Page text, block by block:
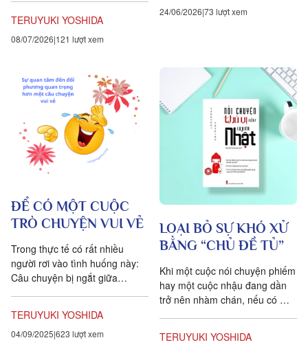
TERUYUKI YOSHIDA
08/07/2026 121 lượt xem
24/06/2026 73 lượt xem
ĐỂ CÓ MỘT CUỘC
TRÒ CHUYỆN VUI VẺ
Trong thực tế có rất nhiều
người rơi vào tình huống này:
Câu chuyện bị ngắt giữa
trùm, bạn...
TERUYUKI YOSHIDA
04/09/2025 623 lượt xem
LOẠI BỎ SỰ KHÓ XỬ
BẰNG “CHỦ ĐỀ TỦ”
Khi một cuộc nói chuyện phiếm
hay một cuộc nhậu đang dần
trở nên nhàm chán, nếu có một
TERUYUKI YOSHIDA